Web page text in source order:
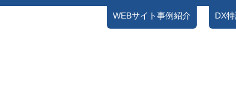
WEBサイト事例紹介 DX